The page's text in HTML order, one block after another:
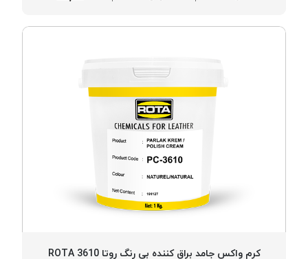
کرم واکس جامد براق کننده بی رنگ روتا 3610 ROTA